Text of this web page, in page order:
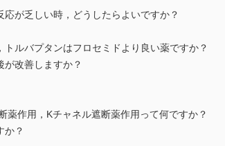
が乏しい時，どうしたらよいですか？
ルバプタンはフロセミドより良い薬ですか？
改善しますか？
薬作用，Kチャネル遮断薬作用って何ですか？
か？